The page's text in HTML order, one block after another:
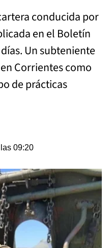
conducida por
en el Boletín
Un subteniente
Corrientes como
de prácticas
09:20